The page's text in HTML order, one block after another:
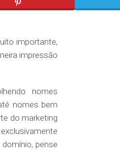
importante,
impressão
nomes
nomes bem
do marketing
pense